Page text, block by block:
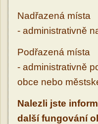
Nadřazená místa
- administrativně
Podřazená místa
- administrativně
obce nebo
Nalezli jste
další fungování